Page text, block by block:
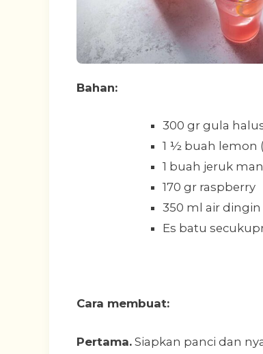
Bahan:
300 gr gula
1 ½ buah lemon
1 buah jeruk
170 gr raspberry
350 ml air dingin
Es batu
Cara membuat:
Pertama. Siapkan panci dan